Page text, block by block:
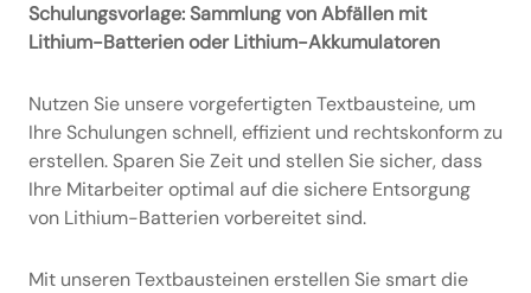
Schulungsvorlage: Sammlung von Abfällen mit
Lithium-Batterien oder Lithium-Akkumulatoren
Nutzen Sie unsere vorgefertigten Textbausteine, um
Ihre Schulungen schnell, effizient und rechtskonform zu
erstellen. Sparen Sie Zeit und stellen Sie sicher, dass
Ihre Mitarbeiter optimal auf die sichere Entsorgung
von Lithium-Batterien vorbereitet sind.
Mit unseren Textbausteinen erstellen Sie smart die